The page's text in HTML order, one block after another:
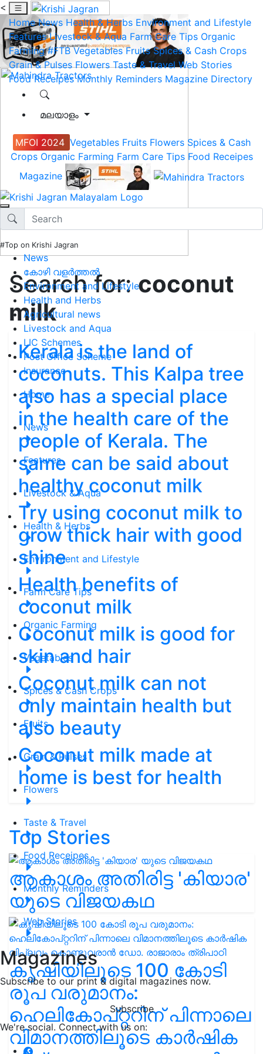
<
Home News Health & Herbs Environment and Lifestyle
Features Livestock & Aqua Farm Care Tips Organic
Farming #FTB Vegetables Fruits Spices & Cash Crops
Grain & Pulses Flowers Taste & Travel Web Stories
Food Receipes Monthly Reminders Magazine Directory
മലയാളം
MFOI 2024 Vegetables Fruits Flowers Spices & Cash
Crops Organic Farming Farm Care Tips Food Receipes
Magazine
#Top on Krishi Jagran
News
കോഴി വളർത്തൽ
Environment and Lifestyle
Health and Herbs
Agricultural news
Livestock and Aqua
LIC Schemes
Post Office Scheme
Insurance
Home
News
Features
Livestock & Aqua
Health & Herbs
Environment and Lifestyle
Farm Care Tips
Organic Farming
Vegetables
Spices & Cash Crops
Fruits
Grain & Pulses
Flowers
Taste & Travel
Food Receipes
Monthly Reminders
Web Stories
Magazines
Subscribe to our print & digital magazines now.
Subscribe
We're social. Connect with us on:
Search for:coconut
milk
Kerala is the land of
coconuts. This Kalpa tree
also has a special place
in the health care of the
people of Kerala. The
same can be said about
healthy coconut milk
Try using coconut milk to
grow thick hair with good
shine
Health benefits of
coconut milk
Coconut milk is good for
skin and hair
Coconut milk can not
only maintain health but
also beauty
Coconut milk made at
home is best for health
Top Stories
ആകാശം അതിരിട്ട 'കിയാര'
യുടെ വിജയകഥ
കൃഷിയിലൂടെ 100 കോടി
രൂപ വരുമാനം:
ഹെലികോപ്റ്ററിന് പിന്നാലെ
വിമാനത്തിലൂടെ കാർഷിക